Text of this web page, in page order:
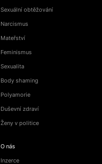
Sexuální obtěžování
Narcismus
Mateřství
Feminismus
Sexualita
Body shaming
Polyamorie
Duševní zdraví
Ženy v politice
O nás
Inzerce